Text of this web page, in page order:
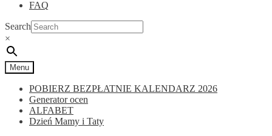
FAQ
Search
×
Menu
POBIERZ BEZPŁATNIE KALENDARZ 2026
Generator ocen
ALFABET
Dzień Mamy i Taty